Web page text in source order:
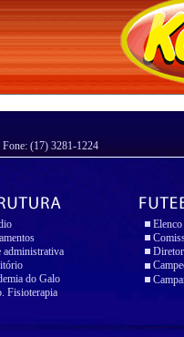
(17) 3281-1224
administrativa
do Galo
Fisioterapia
Elenco